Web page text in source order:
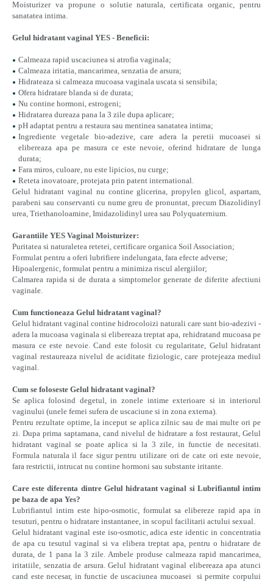
Moisturizer va propune o solutie naturala, certificata organic, pentru
sanatatea intima.
Gelul hidratant vaginal YES - Beneficii:
Calmeaza rapid uscaciunea si atrofia vaginala;
Calmeaza iritatia, mancarimea, senzatia de arsura;
Hidrateaza si calmeaza mucoasa vaginala uscata si sensibila;
Ofera hidratare blanda si de durata;
Nu contine hormoni, estrogeni;
Hidratarea dureaza pana la 3 zile dupa aplicare;
pH adaptat pentru a restaura sau mentinea sanatatea intima;
Ingrediente vegetale bio-adezive, care adera la peretii mucoasei si
elibereaza apa pe masura ce este nevoie, oferind hidratare de lunga
durata;
Fara miros, culoare, nu este lipicios, nu curge;
Reteta inovatoare, protejata prin patent international.
Gelul hidratant vaginal nu contine glicerina, propylen glicol, aspartam,
parabeni sau conservanti cu nume greu de pronuntat, precum Diazolidinyl
urea, Triethanoloamine, Imidazolidinyl urea sau Polyquaternium.
Garantiile YES Vaginal Moisturizer:
Puritatea si naturaletea retetei, certificare organica Soil Association;
Formulat pentru a oferi lubrifiere indelungata, fara efecte adverse;
Hipoalergenic, formulat pentru a minimiza riscul alergiilor;
Calmarea rapida si de durata a simptomelor generate de diferite afectiuni
vaginale.
Cum functioneaza Gelul hidratant vaginal?
Gelul hidratant vaginal contine hidrocoloizi naturali care sunt bio-adezivi -
adera la mucoasa vaginala si elibereaza treptat apa, rehidratand mucoasa pe
masura ce este nevoie. Cand este folosit cu regularitate, Gelul hidratant
vaginal restaureaza nivelul de aciditate fiziologic, care protejeaza mediul
vaginal.
Cum se foloseste Gelul hidratant vaginal?
Se aplica folosind degetul, in zonele intime exterioare si in interiorul
vaginului (unele femei sufera de uscaciune si in zona externa).
Pentru rezultate optime, la inceput se aplica zilnic sau de mai multe ori pe
zi. Dupa prima saptamana, cand nivelul de hidratare a fost restaurat, Gelul
hidratant vaginal se poate aplica si la 3 zile, in functie de necesitati.
Formula naturala il face sigur pentru utilizare ori de cate ori este nevoie,
fara restrictii, intrucat nu contine hormoni sau substante iritante.
Care este diferenta dintre Gelul hidratant vaginal si Lubrifiantul intim
pe baza de apa Yes?
Lubrifiantul intim este hipo-osmotic, formulat sa elibereze rapid apa in
tesuturi, pentru o hidratare instantanee, in scopul facilitarii actului sexual.
Gelul hidratant vaginal este iso-osmotic, adica este identic in concentratia
de apa cu tesutul vaginal si va elibera treptat apa, pentru o hidratare de
durata, de 1 pana la 3 zile. Ambele produse calmeaza rapid mancarimea,
iritatiile, senzatia de arsura. Gelul hidratant vaginal elibereaza apa atunci
cand este necesar, in functie de uscaciunea mucoasei si permite corpului